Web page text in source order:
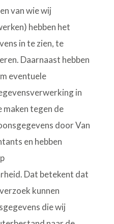
van wie wij
hebben het
in te zien, te
Daarnaast hebben
eventuele
in
tegen de
door Van
en hebben
Dat betekent dat
kunnen
die wij